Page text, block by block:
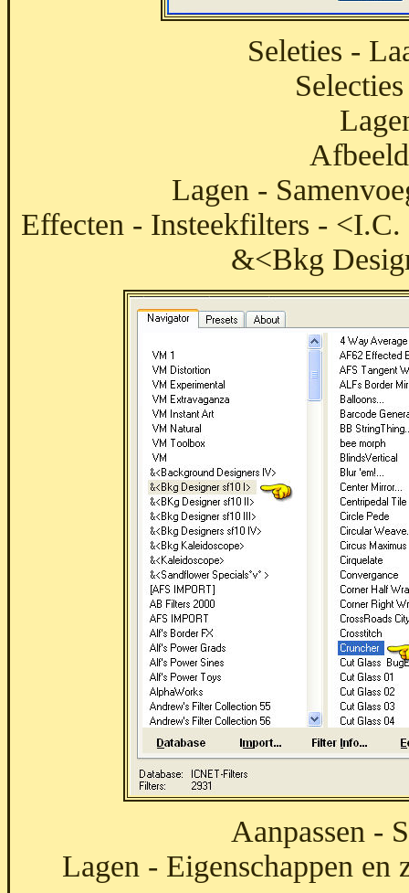
Seleties -
Lagen -
Effecten - Insteekfilters -
&<Bkg
Aanpassen -
Lagen - Eigenschappen en